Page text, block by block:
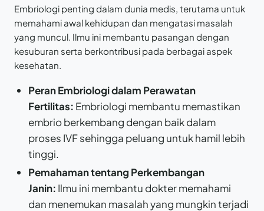
Embriologi penting dalam dunia medis, terutama untuk
memahami awal kehidupan dan mengatasi masalah
yang muncul. Ilmu ini membantu pasangan dengan
kesuburan serta berkontribusi pada berbagai aspek
kesehatan.
Peran Embriologi dalam Perawatan
Fertilitas: Embriologi membantu memastikan
embrio berkembang dengan baik dalam
proses IVF sehingga peluang untuk hamil lebih
tinggi.
Pemahaman tentang Perkembangan
Janin: Ilmu ini membantu dokter memahami
dan menemukan masalah yang mungkin terjadi